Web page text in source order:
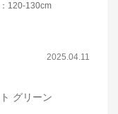
： 120-130cm
2025.04.11
グリーン